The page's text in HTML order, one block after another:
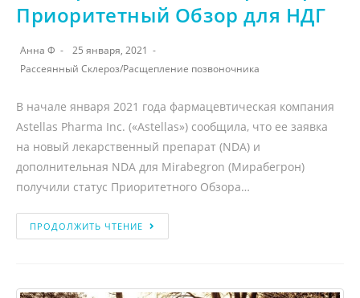
Приоритетный Обзор для НДГ
Анна Ф
25 января, 2021
Рассеянный Склероз/Расщепление позвоночника
В начале января 2021 года фармацевтическая компания
Astellas Pharma Inc. («Astellas») сообщила, что ее заявка
на новый лекарственный препарат (NDA) и
дополнительная NDA для Mirabegron (Мирабегрон)
получили статус Приоритетного Обзора…
ПРОДОЛЖИТЬ ЧТЕНИЕ